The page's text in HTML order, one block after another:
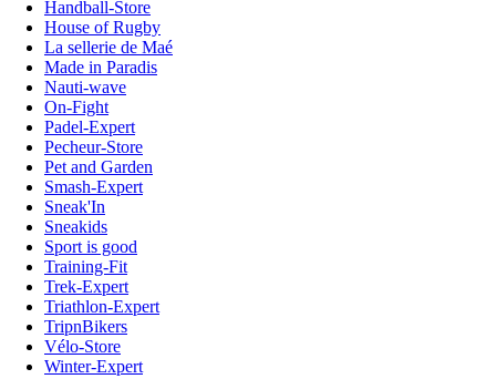
Handball-Store
House of Rugby
La sellerie de Maé
Made in Paradis
Nauti-wave
On-Fight
Padel-Expert
Pecheur-Store
Pet and Garden
Smash-Expert
Sneak'In
Sneakids
Sport is good
Training-Fit
Trek-Expert
Triathlon-Expert
TripnBikers
Vélo-Store
Winter-Expert